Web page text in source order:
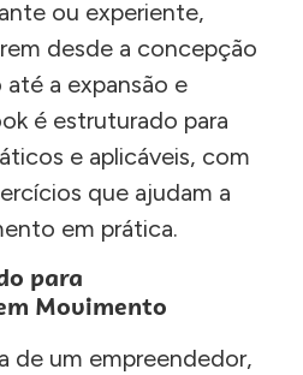
ou experiente,
desde a concepção
a expansão e
é estruturado para
e aplicáveis, com
que ajudam a
em prática.
para
Movimento
de um empreendedor,